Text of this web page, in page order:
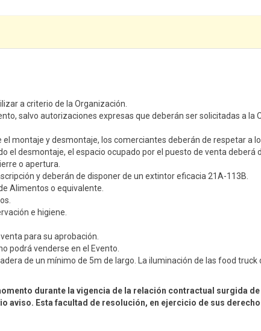
a criterio de la Organización.
salvo autorizaciones expresas que deberán ser solicitadas a la
montaje y desmontaje, los comerciantes deberán de respetar a
desmontaje, el espacio ocupado por el puesto de venta deberá
o apertura.
y deberán de disponer de un extintor eficacia 21A-113B.
Alimentos o equivalente.
e higiene.
para su aprobación.
podrá venderse en el Evento.
de un mínimo de 5m de largo. La iluminación de las food truck
durante la vigencia de la relación contractual surgida
aviso. Esta facultad de resolución, en ejercicio de sus